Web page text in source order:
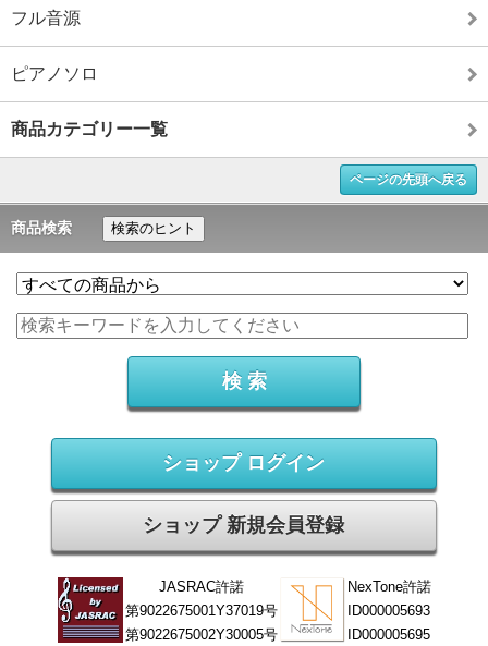
フル音源
ピアノソロ
商品カテゴリー一覧
ページの先頭へ戻る
商品検索 検索のヒント
ショップ ログイン
ショップ 新規会員登録
JASRAC許諾
第9022675001Y37019号
第9022675002Y30005号
NexTone許諾
ID000005693
ID000005695